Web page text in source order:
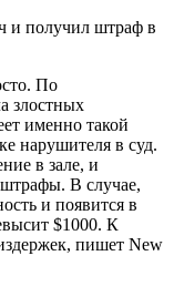
По
злостных
именно такой
нарушителя в суд.
в зале, и
В случае,
и появится в
$1000. К
пишет New